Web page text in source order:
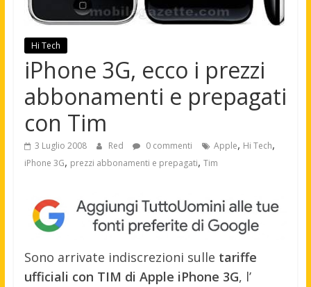
Hi Tech
iPhone 3G, ecco i prezzi
abbonamenti e prepagati
con Tim
3 Luglio 2008 Red 0 commenti Apple, Hi Tech,
iPhone 3G, prezzi abbonamenti e prepagati, Tim
Sono arrivate indiscrezioni sulle tariffe
ufficiali con TIM di Apple iPhone 3G, l’